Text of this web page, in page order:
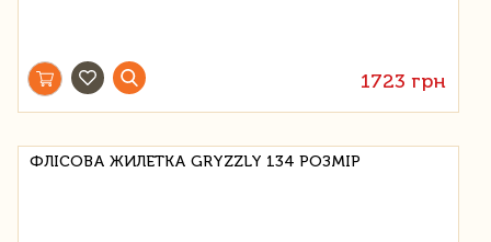
1723 грн
ФЛІСОВА ЖИЛЕТКА GRYZZLY 134 РОЗМІР